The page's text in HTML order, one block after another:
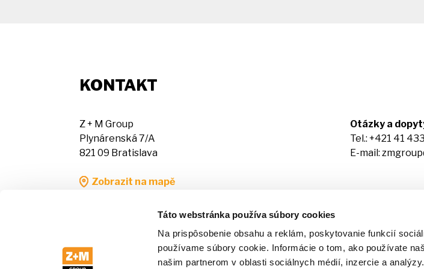
Táto webstránka používa súbory cookies
Na prispôsobenie obsahu a reklám, poskytovanie funkcií
používame súbory cookie. Informácie o tom, ako používate
našim partnerom v oblasti sociálnych médií, inzercie a
KONTAKT
Z + M Group
Plynárenská 7/A
821 09 Bratislava
Zobrazit na mapě
Otázky a
Tel.: +421 41
E-mail:
VIP ZÓNA SERVISNÝ FORMULÁR